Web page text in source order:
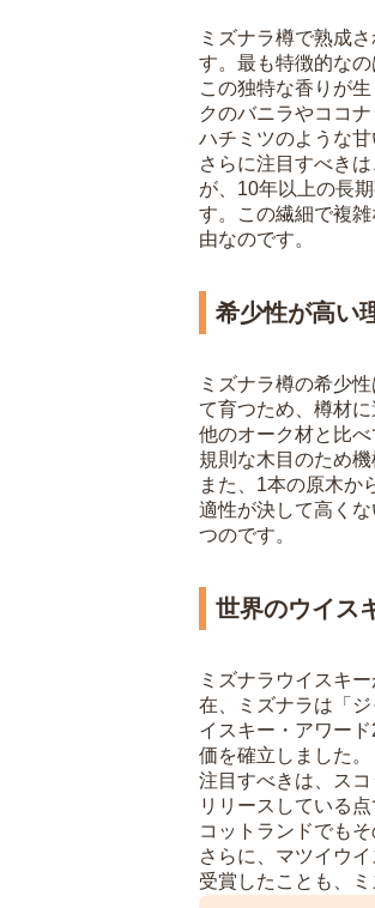
ミズナラ樽で熟成
す。最も特徴的な
この独特な香りが
クのバニラやココ
ハチミツのような
さらに注目すべき
が、10年以上の長
す。この繊細で複
由なのです。
希少性が高い
ミズナラ樽の希少
て育つため、樽材
他のオーク材と比
規則な木目のため
また、1本の原木か
適性が決して高く
つのです。
世界のウイス
ミズナラウイスキ
在、ミズナラは「
イスキー・アワー
価を確立しました。
注目すべきは、ス
リリースしている
コットランドでも
さらに、マツイウ
受賞したことも、